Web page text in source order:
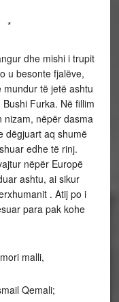
dhe mishi i trupit
u besonte fjalëve,
mundur të jetë ashtu
Furka. Në fillim
nizam, nëpër dasma
dëgjuart aq shumë
edhe të rinj.
nëpër Europë
ashtu, ai sikur
. Atij po i
para pak kohe